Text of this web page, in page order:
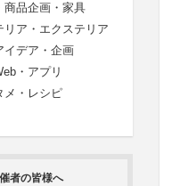
商品企画・家具
リア・エクステリア
イデア・企画
・アプリ
メ・レシピ
者の皆様へ